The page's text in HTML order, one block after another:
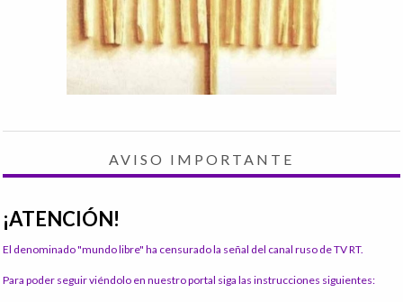
AVISO IMPORTANTE
¡ATENCIÓN!
El denominado "mundo libre" ha censurado la señal del canal ruso de TV RT.
Para poder seguir viéndolo en nuestro portal siga las instrucciones siguientes: